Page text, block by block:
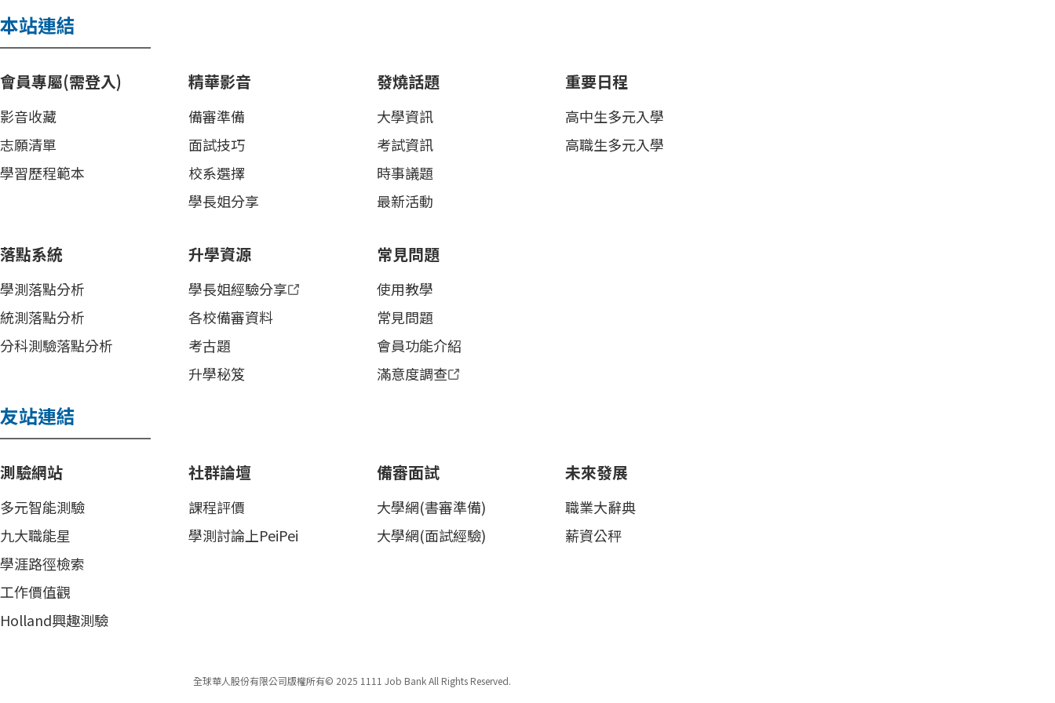
本站連結
會員專屬(需登入)
影音收藏
志願清單
學習歷程範本
精華影音
備審準備
面試技巧
校系選擇
學長姐分享
發燒話題
大學資訊
考試資訊
時事議題
最新活動
重要日程
高中生多元入學
高職生多元入學
落點系統
學測落點分析
統測落點分析
分科測驗落點分析
升學資源
學長姐經驗分享
各校備審資料
考古題
升學秘笈
常見問題
使用教學
常見問題
會員功能介紹
滿意度調查
友站連結
測驗網站
多元智能測驗
九大職能星
學涯路徑檢索
工作價值觀
Holland興趣測驗
社群論壇
課程評價
學測討論上PeiPei
備審面試
大學網(書審準備)
大學網(面試經驗)
未來發展
職業大辭典
薪資公秤
全球華人股份有限公司版權所有© 2025 1111 Job Bank All Rights Reserved.